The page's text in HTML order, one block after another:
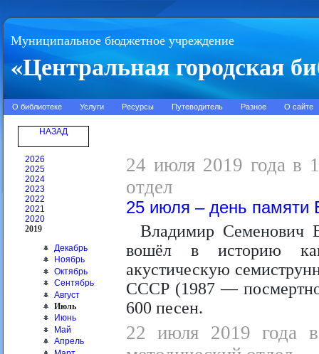
Муниципальное бюджетное учреждение
«Центральная городская
О библиотеке Услуги Ресурсы Путеводитель Разное О сайте
НАЗАД
2026
2025
2024
2023
2022
2021
2020
2019
Декабрь
Ноябрь
Октябрь
Сентябрь
Август
Июль
Июнь
Май
Апрель
24 июля 2019 года в
отдел
25 июля – день памяти
Владимир Семенович
вошёл в историю
акустическую
СССР (1987 —
600 песен.
22 июля 2019 года в